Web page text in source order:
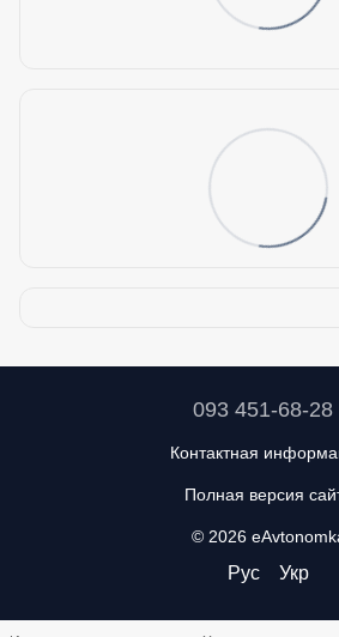
093 451-68-28
Контактная
Полная версия
© 2026
Рус Укр